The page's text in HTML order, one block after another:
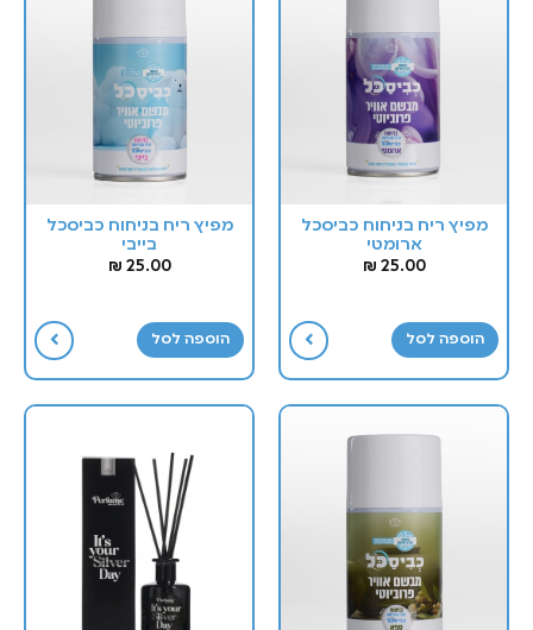
מפיץ ריח בניחוח כביסכל
ארומטי
25.00
₪
הוספה לסל
מפיץ ריח בניחוח כביסכל
בייבי
25.00
₪
הוספה לסל